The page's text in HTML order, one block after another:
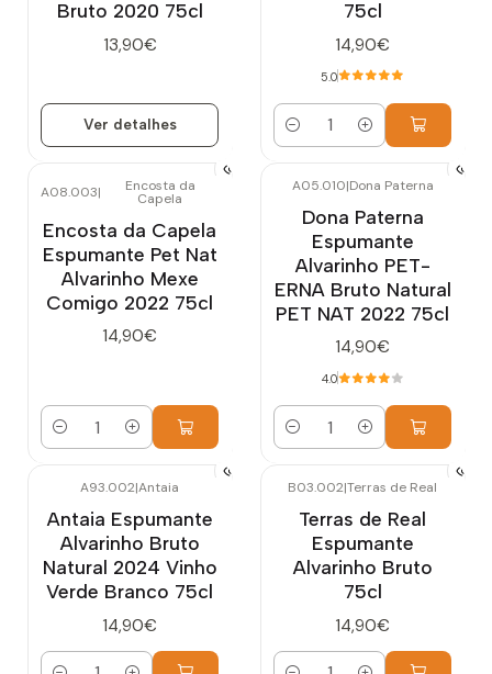
Bruto 2020 75cl
13,90€
Ver detalhes
75cl
14,90€
5.0
Quantidade
A08.003| Encosta da
Capela
Encosta da Capela
Espumante Pet Nat
Alvarinho Mexe
Comigo 2022 75cl
14,90€
Quantidade
A05.010|Dona Paterna
Dona Paterna
Espumante
Alvarinho PET-
ERNA Bruto Natural
PET NAT 2022 75cl
14,90€
4.0
Quantidade
A93.002|Antaia
Antaia Espumante
Alvarinho Bruto
Natural 2024 Vinho
Verde Branco 75cl
14,90€
B03.002|Terras de Real
Terras de Real
Espumante
Alvarinho Bruto
75cl
14,90€